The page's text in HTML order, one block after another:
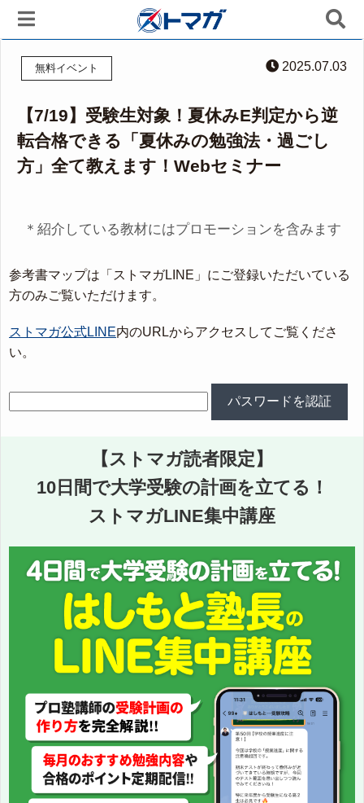
無料イベント 2025.07.03
【7/19】受験生対象！夏休みE判定から逆
転合格できる「夏休みの勉強法・過ごし
方」全て教えます！Webセミナー
＊紹介している教材にはプロモーションを含みます
参考書マップは「ストマガLINE」にご登録いただいている
方のみご覧いただけます。
ストマガ公式LINE内のURLからアクセスしてご覧くださ
い。
【ストマガ読者限定】
10日間で大学受験の計画を立てる！
ストマガLINE集中講座